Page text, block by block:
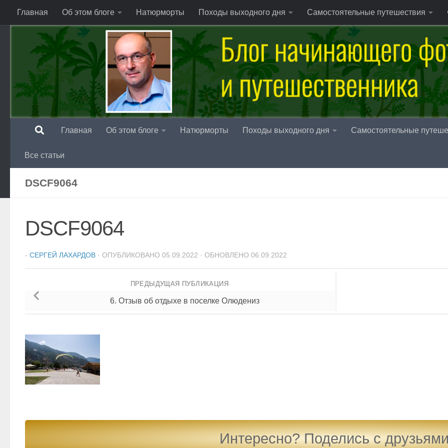
Перейти к содержимому
Главная Об этом блоге Натюрморты Походы выходного дня Самостоятельные путешествия
Главная Об этом блоге Натюрморты Походы выходного дня Самостоятельные
Все статьи
DSCF9064
DSCF9064
- СЕРГЕЙ ЛАХАРДОВ · ОПУБЛИКОВАНО 05.09.2022 · ОБНОВЛЕНО 06.09.2022
ПРЕДЫДУЩАЯ ПУБЛИКАЦИЯ
6. Отзыв об отдыхе в поселке Олюдениз
Интересно? Поделись с